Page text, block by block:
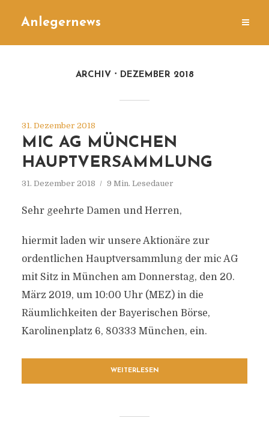
Anlegernews
ARCHIV DEZEMBER 2018
31. Dezember 2018
MIC AG MÜNCHEN
HAUPTVERSAMMLUNG
31. Dezember 2018 9 Min. Lesedauer
Sehr geehrte Damen und Herren,
hiermit laden wir unsere Aktionäre zur
ordentlichen Hauptversammlung der mic AG
mit Sitz in München am Donnerstag, den 20.
März 2019, um 10:00 Uhr (MEZ) in die
Räumlichkeiten der Bayerischen Börse,
Karolinenplatz 6, 80333 München, ein.
WEITERLESEN